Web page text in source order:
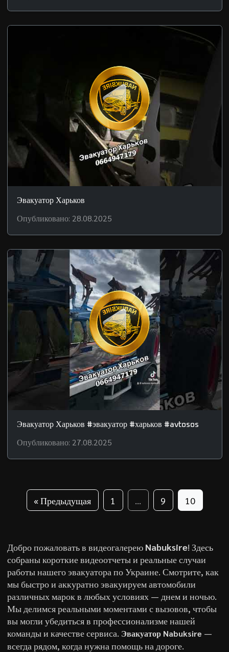
Эвакуатор Харьков
Опубликовано: 28.08.2025
Эвакуатор Харьков #эвакуатор #харьков #avtosos
Опубликовано: 27.08.2025
« Предыдущая 1 9 10
Добро пожаловать в видеогалерею Nabuksire! Здесь
собраны короткие видеоотчеты и реальные случаи
работы нашего эвакуатора по Украине. Смотрите, как
мы быстро и аккуратно эвакуируем автомобили
различных марок в любых условиях — днем и ночью.
Мы делимся реальными моментами с вызовов, чтобы
вы могли убедиться в профессионализме нашей
команды и качестве сервиса. Эвакуатор Nabuksire —
всегда рядом, когда нужна помощь на дороге.